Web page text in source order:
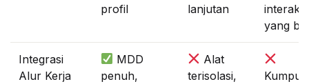
profil
lanjutan
interaksi
yang
Integrasi
Alur Kerja
MDD
penuh,
Alat
terisolasi,